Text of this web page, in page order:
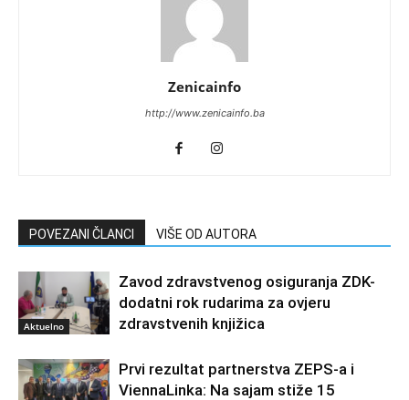
Zenicainfo
http://www.zenicainfo.ba
POVEZANI ČLANCI VIŠE OD AUTORA
Aktuelno
Zavod zdravstvenog osiguranja ZDK-
dodatni rok rudarima za ovjeru
zdravstvenih knjižica
Prvi rezultat partnerstva ZEPS-a i
ViennaLinka: Na sajam stiže 15